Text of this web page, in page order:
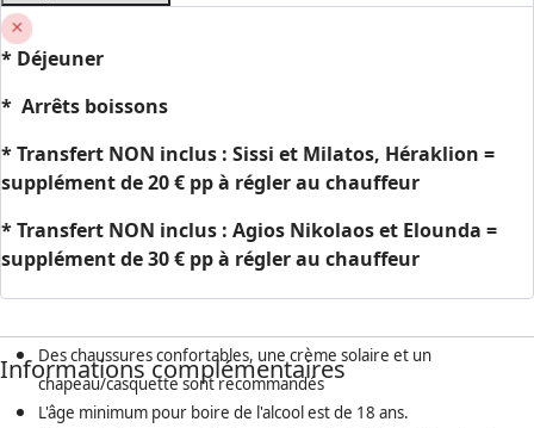
* Déjeuner
* Arrêts boissons
* Transfert NON inclus : Sissi et Milatos, Héraklion =
supplément de 20 € pp à régler au chauffeur
* Transfert NON inclus : Agios Nikolaos et Elounda =
supplément de 30 € pp à régler au chauffeur
Informations complémentaires
Des chaussures confortables, une crème solaire et un
chapeau/casquette sont recommandés
L'âge minimum pour boire de l'alcool est de 18 ans.